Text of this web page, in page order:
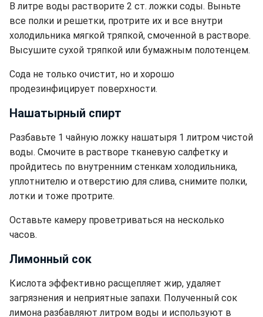
В литре воды растворите 2 ст. ложки соды. Выньте
все полки и решетки, протрите их и все внутри
холодильника мягкой тряпкой, смоченной в растворе.
Высушите сухой тряпкой или бумажным полотенцем.
Сода не только очистит, но и хорошо
продезинфицирует поверхности.
Нашатырный спирт
Разбавьте 1 чайную ложку нашатыря 1 литром чистой
воды. Смочите в растворе тканевую салфетку и
пройдитесь по внутренним стенкам холодильника,
уплотнителю и отверстию для слива, снимите полки,
лотки и тоже протрите.
Оставьте камеру проветриваться на несколько
часов.
Лимонный сок
Кислота эффективно расщепляет жир, удаляет
загрязнения и неприятные запахи. Полученный сок
лимона разбавляют литром воды и используют в